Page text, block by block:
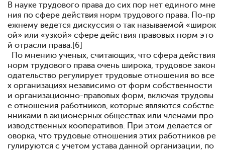
В науке трудового права до сих пор нет единого мне
ния по сфере действия норм трудового права. По-пр
ежнему ведется дискуссия о так называемой «широк
ой» или «узкой» сфере действия правовых норм это
й отрасли права.[6]
По мнению ученых, считающих, что сфера действия
норм трудового права очень широка, трудовое закон
одательство регулирует трудовые отношения во все
х организациях независимо от форм собственности
и организационно-правовых форм, включая трудовы
е отношения работников, которые являются собстве
нниками в акционерных обществах или членами про
изводственных кооперативов. При этом делается ог
оворка, что трудовые отношения этих работников ре
гулируются с учетом устава данной организации, по